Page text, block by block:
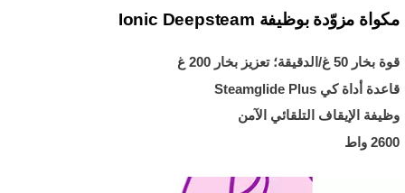
مكواة مزوّدة بوظيفة Ionic Deepsteam
قوة بخار 50 غ/الدقيقة؛ تعزيز بخار 200 غ
قاعدة أداة كي Steamglide Plus
وظيفة الإيقاف التلقائي الآمن
2600 واط